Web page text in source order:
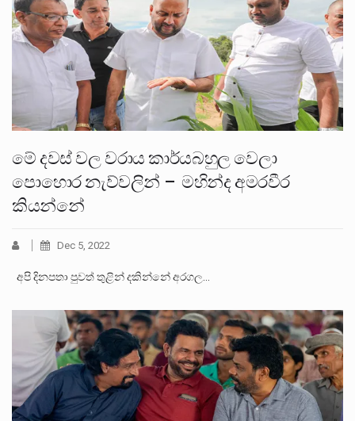
මේ දවස් වල වරාය කාර්යබහුල වෙලා
පොහොර නැව්වලින් – මහින්ද අමරවීර
කියන්නේ
Dec 5, 2022
අපි දිනපතා පුවත් තුළින් දකින්නේ අරගල…